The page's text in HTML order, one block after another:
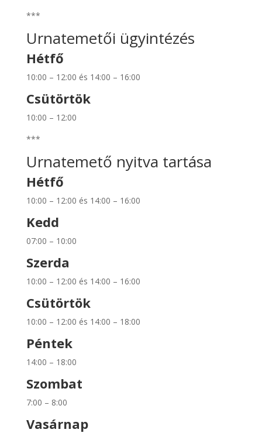
***
Urnatemetői ügyintézés
Hétfő
10:00 – 12:00 és 14:00 – 16:00
Csütörtök
10:00 – 12:00
***
Urnatemető nyitva tartása
Hétfő
10:00 – 12:00 és 14:00 – 16:00
Kedd
07:00 – 10:00
Szerda
10:00 – 12:00 és 14:00 – 16:00
Csütörtök
10:00 – 12:00 és 14:00 – 18:00
Péntek
14:00 – 18:00
Szombat
7:00 – 8:00
Vasárnap